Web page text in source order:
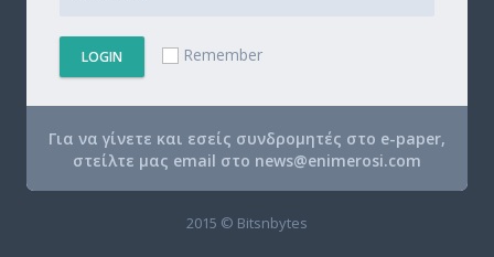
LOGIN Remember
Για να γίνετε και εσείς συνδρομητές στο e-paper,
στείλτε μας email στο news@enimerosi.com
2015 © Bitsnbytes